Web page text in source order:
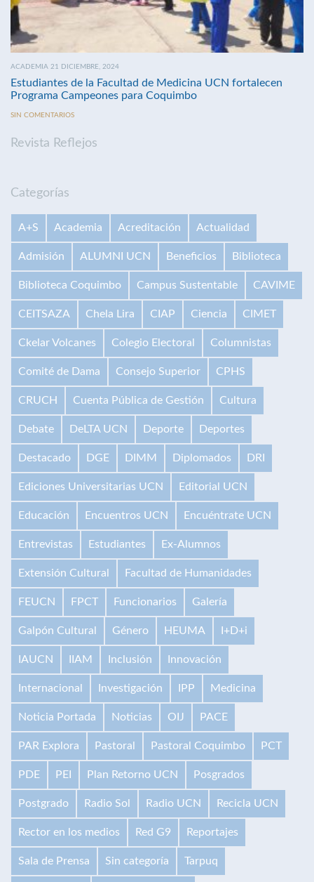
ACADEMIA 21 DICIEMBRE, 2024
Estudiantes de la Facultad de Medicina UCN fortalecen
Programa Campeones para Coquimbo
SIN COMENTARIOS
Revista Reflejos
Categorías
A+S Academia Acreditación Actualidad
Admisión ALUMNI UCN Beneficios Biblioteca
Biblioteca Coquimbo Campus Sustentable CAVIME
CEITSAZA Chela Lira CIAP Ciencia CIMET
Ckelar Volcanes Colegio Electoral Columnistas
Comité de Dama Consejo Superior CPHS
CRUCH Cuenta Pública de Gestión Cultura
Debate DeLTA UCN Deporte Deportes
Destacado DGE DIMM Diplomados DRI
Ediciones Universitarias UCN Editorial UCN
Educación Encuentros UCN Encuéntrate UCN
Entrevistas Estudiantes Ex-Alumnos
Extensión Cultural Facultad de Humanidades
FEUCN FPCT Funcionarios Galería
Galpón Cultural Género HEUMA I+D+i
IAUCN IIAM Inclusión Innovación
Internacional Investigación IPP Medicina
Noticia Portada Noticias OIJ PACE
PAR Explora Pastoral Pastoral Coquimbo PCT
PDE PEI Plan Retorno UCN Posgrados
Postgrado Radio Sol Radio UCN Recicla UCN
Rector en los medios Red G9 Reportajes
Sala de Prensa Sin categoría Tarpuq